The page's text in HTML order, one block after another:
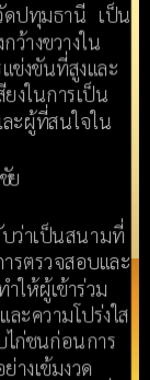
ปทุมธานี เป็น
างขวางใน
ข่งขันที่สูงและ
งในการเป็น
ะผู้ที่สนใจใน
ย
ว่าเป็นสนามที่
รตรวจสอบและ
ให้ผู้เข้าร่วม
ะความโปร่งใส
ไก่ชนก่อนการ
างเข้มงวด